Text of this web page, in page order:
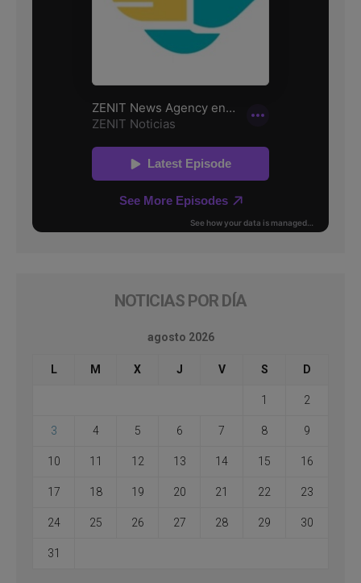
NOTICIAS POR DÍA
agosto 2026
L M X J V S D
1 2
3 4 5 6 7 8 9
10 11 12 13 14 15 16
17 18 19 20 21 22 23
24 25 26 27 28 29 30
31